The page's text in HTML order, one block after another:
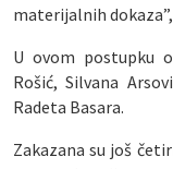
materijalnih
U ovom postupku
Rošić, Silvana
Radeta Basara.
Zakazana su još